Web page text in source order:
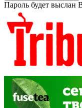
Пароль будет выслан